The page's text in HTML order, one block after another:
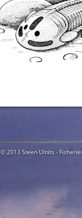
© 2013 Steen Ulnits -